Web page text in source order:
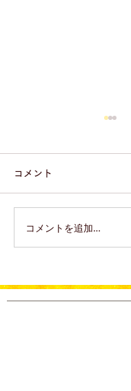
にっぽんの宝物
スケジュール
コメント
コメントを追加…